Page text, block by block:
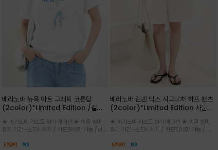
베라노바 뉴욕 아트 그래픽 코튼탑
(2color)*Limited Edition /길어
세요 ^^
★ 베라노바 라스트 썸머 에디션 ★ 여름 썸머
휴가 기간 ~소진시까지 / 카드결제만 가능 /산뜻
레터링과 감각적인 일러스트 프린트가 어우러져
베라노바 린넨 믹스 시그니처 하프 팬츠
(2color)*Limited Edition 차분한
진 여름의 끝자락까지 멋스럽게 연출하
세요 ^^
★ 베라노바 라스트 썸머 에디션 ★ 여름 썸머
휴가 기간 ~소진시까지 / 카드결제만 가능 / 앞
게 체형을 커버해 우아한 비율을 완성